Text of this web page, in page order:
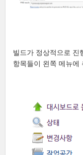
빌드가 정상적으로 진
항목들이 왼쪽 메뉴에